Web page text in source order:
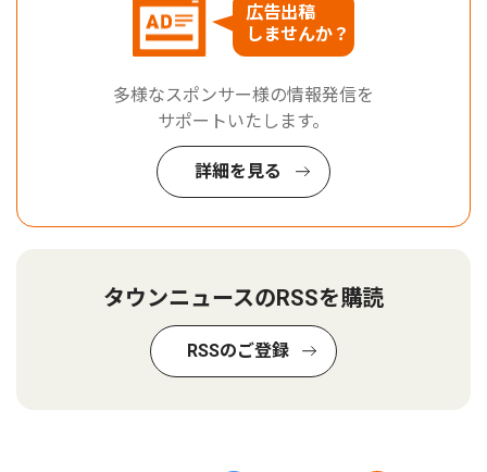
広告出稿
しませんか？
多様なスポンサー様の情報発信を
サポートいたします。
詳細を見る
タウンニュースのRSSを購読
RSSのご登録